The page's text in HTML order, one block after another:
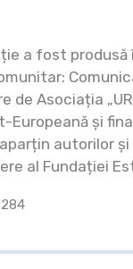
a fost
de Asociația
Europeană și
autorilor
al Fundației